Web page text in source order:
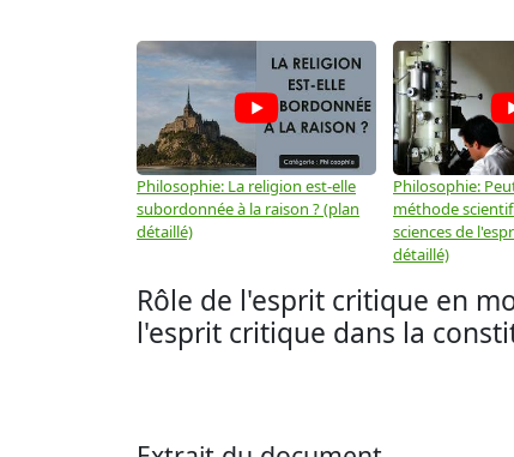
Philosophie: La religion est-elle
subordonnée à la raison ? (plan
détaillé)
Philosophie:
méthode
sciences de
détaillé)
Rôle de l'esprit critique en
l'esprit critique dans la